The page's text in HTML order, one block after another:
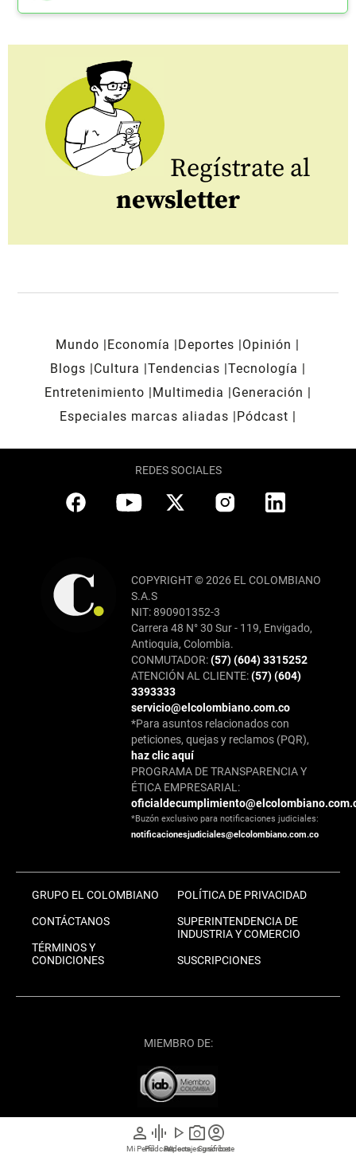
person
Mi Perfil
graphic_eq
Pódcast
play_arrow
Videos
photo_camera
Reportajes gráficos
account_circle
Suscríbete
Regístrate al
newsletter
Mundo Economía Deportes
Opinión
Blogs
Cultura Tendencias Tecnología
Entretenimiento
Multimedia
Generación
Especiales marcas aliadas
Pódcast
REDES SOCIALES
COPYRIGHT © 2026 EL COLOMBIANO
S.A.S
NIT: 890901352-3
Carrera 48 N° 30 Sur - 119, Envigado,
Antioquia, Colombia.
CONMUTADOR:(57) (604) 3315252
ATENCIÓN AL CLIENTE:(57) (604)
3393333
servicio@elcolombiano.com.co
*Para asuntos relacionados con
peticiones, quejas y reclamos (PQR),
haz clic aquí
PROGRAMA DE TRANSPARENCIA Y
ÉTICA EMPRESARIAL:
*Buzón exclusivo para notificaciones judiciales:
notificacionesjudiciales@elcolombiano.com.co
GRUPO EL COLOMBIANO
CONTÁCTANOS
TÉRMINOS Y
CONDICIONES
POLÍTICA DE PRIVACIDAD
SUPERINTENDENCIA DE
INDUSTRIA Y COMERCIO
SUSCRIPCIONES
MIEMBRO DE: